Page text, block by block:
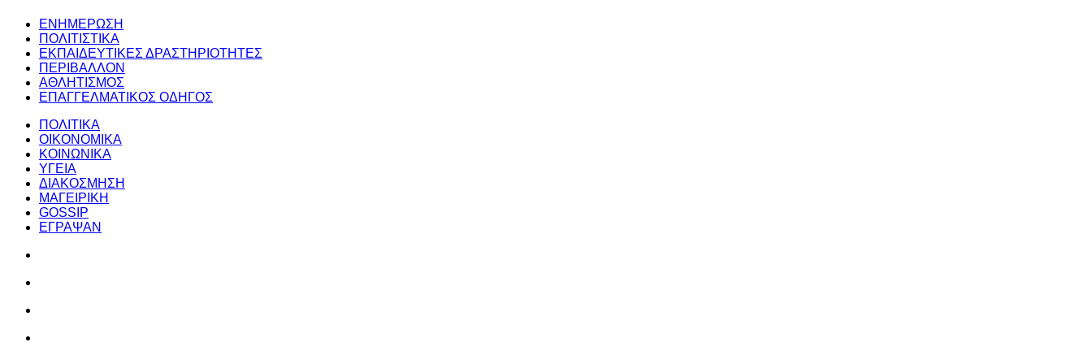
ΕΝΗΜΕΡΩΣΗ
ΠΟΛΙΤΙΣΤΙΚΑ
ΕΚΠΑΙΔΕΥΤΙΚΕΣ ΔΡΑΣΤΗΡΙΟΤΗΤΕΣ
ΠΕΡΙΒΑΛΛΟΝ
ΑΘΛΗΤΙΣΜΟΣ
ΕΠΑΓΓΕΛΜΑΤΙΚΟΣ ΟΔΗΓΟΣ
ΠΟΛΙΤΙΚΑ
ΟΙΚΟΝΟΜΙΚΑ
ΚΟΙΝΩΝΙΚΑ
ΥΓΕΙΑ
ΔΙΑΚΟΣΜΗΣΗ
ΜΑΓΕΙΡΙΚΗ
GOSSIP
ΕΓΡΑΨΑΝ